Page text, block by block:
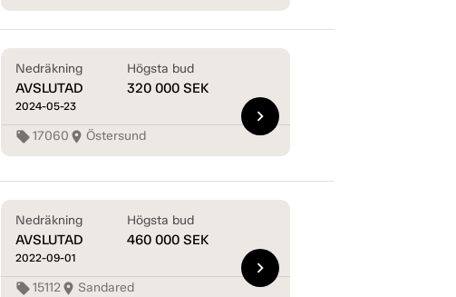
Nedräkning
AVSLUTAD
2024-05-23
Högsta bud
320 000 SEK
local_offer17060 room Östersund
chevron_right
Nedräkning
AVSLUTAD
2022-09-01
Högsta bud
460 000 SEK
local_offer15112room Sandared
chevron_right